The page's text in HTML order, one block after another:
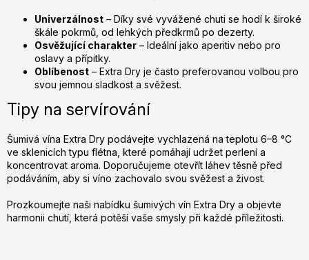
Univerzálnost – Díky své vyvážené chuti se hodí k široké
škále pokrmů, od lehkých předkrmů po dezerty.
Osvěžující charakter – Ideální jako aperitiv nebo pro
oslavy a přípitky.
Oblíbenost – Extra Dry je často preferovanou volbou pro
svou jemnou sladkost a svěžest.
Tipy na servírování
Šumivá vína Extra Dry podávejte vychlazená na teplotu 6–8 °C
ve sklenicích typu flétna, které pomáhají udržet perlení a
koncentrovat aroma. Doporučujeme otevřít láhev těsně před
podáváním, aby si víno zachovalo svou svěžest a živost.
Prozkoumejte naši nabídku šumivých vín Extra Dry a objevte
harmonii chutí, která potěší vaše smysly při každé příležitosti.